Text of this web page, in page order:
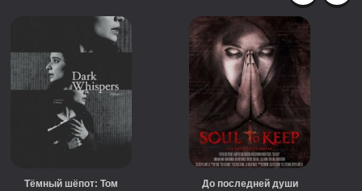
Тёмный шёпот: Том
До последней души